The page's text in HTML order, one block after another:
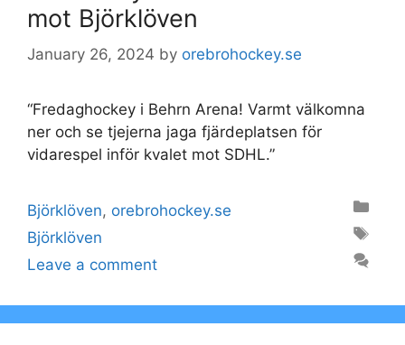
mot Björklöven
January 26, 2024 by orebrohockey.se
“Fredaghockey i Behrn Arena! Varmt välkomna
ner och se tjejerna jaga fjärdeplatsen för
vidarespel inför kvalet mot SDHL.”
Categories
Björklöven, orebrohockey.se
Tags
Björklöven
Leave a comment